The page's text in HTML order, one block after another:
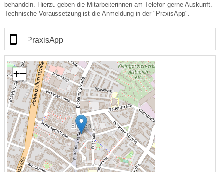
behandeln. Hierzu geben die Mitarbeiterinnen am Telefon gerne Auskunft.
Technische Voraussetzung ist die Anmeldung in der "PraxisApp".
PraxisApp
+−